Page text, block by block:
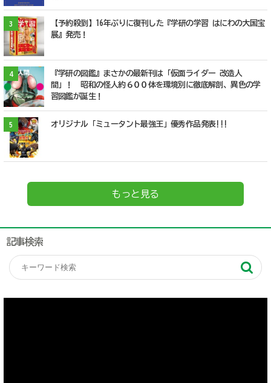
3
【予約殺到】16年ぶりに復刊した『学研の学習 はにわの大国宝
展』発売！
4
『学研の図鑑』まさかの最新刊は「仮面ライダー 改造人
間」！ 昭和の怪人約６００体を環境別に徹底解剖、異色の学
習図鑑が誕生！
5 オリジナル「ミュータント最強王」優秀作品発表!!!
もっと見る
記事検索